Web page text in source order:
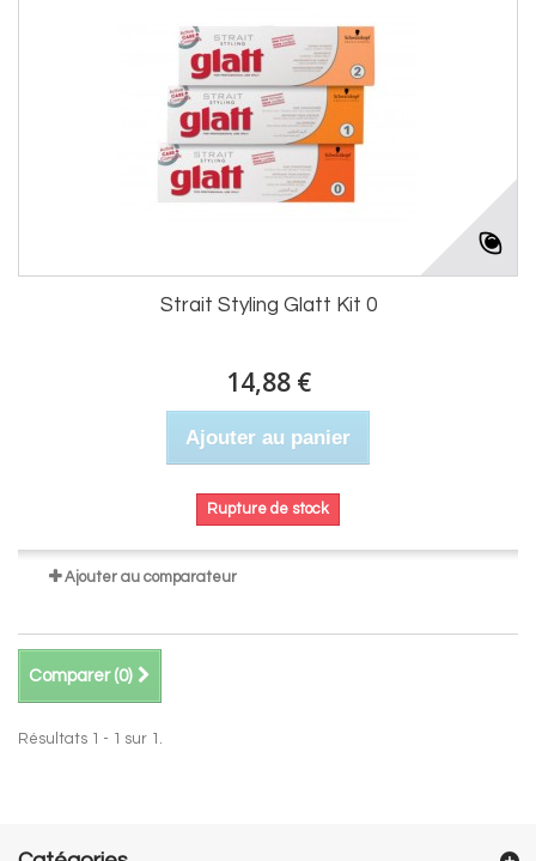
Strait Styling Glatt Kit 0
14,88 €
Ajouter au panier
Rupture de stock
Ajouter au comparateur
Comparer (0)
Résultats 1 - 1 sur 1.